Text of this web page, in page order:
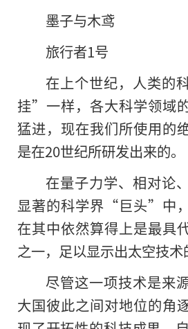
墨子与木鸢
旅行者1号
在上个世纪，人类的
挂”一样，各大科学领域
猛进，现在我们所使用的
是在20世纪所研发出来的。
在量子力学、相对论
显著的科学界“巨头”中
在其中依然算得上是最具
之一，足以显示出太空技术
尽管这一项技术是来
大国彼此之间对地位的角